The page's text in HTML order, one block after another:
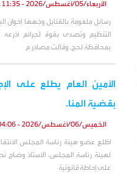
الأربعاء/05/أغسطس/2026 - 11:35 م
رسائل ملغومة بالقنابل وجّهها
التنظيم وتصدى بقوة لجرائم
بمحافظة لحج. وقالت مصادر م
الأمين العام يطلع على
بقضية المنا.
الخميس/06/أغسطس/2026 - 04:06 م
اطّلع عضو هيئة رئاسة المجلس
لهيئة رئاسة المجلس، الأستاذ وضاح
على إحاطة قانونية